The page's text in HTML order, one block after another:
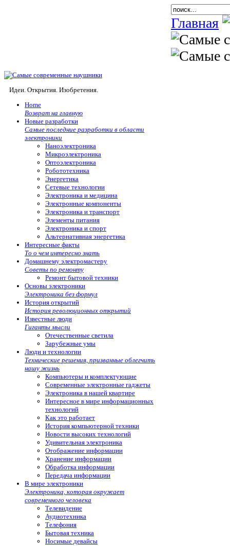
Главная
Идеи. Открытия. Изобретения.
Home
Возврат на главную
Новые разработки
Самые последние разработки в области
электроники
Наноэлектроника
Микроэлектроника
Оптоэлектроника
Робототехника
Энергетика
Сетевые технологии
Электроника и медицина
Электронные компоненты
Электроника и транспорт
Элементы питания
Электроника и спорт
Альтернативная энергетика
Интересные факты
То о чем интересно знать
Домашнему электромастеру
Советы по ремонту
Ремонт бытовой техники
Основы электроники
Электроника без формул
История открытий
История революционных открытий
Известные люди
Гиганты мысли
Отечественные светила
Зарубежные умы
Люди и технологии
Технические решения, призванные облегчить
нашу жизнь
Компьютеры и комплектующие
Современные электронные гаджеты
Электроника в нашей квартире
Интересное в мире информационных
технологий
Как это работает
История компьютерной техники
Новости высоких технологий
Удивительная электроника
Отображение информации
Хранение информации
Обработка информации
Передача информации
В мире электроники
Электроника, которая окружает
современного человека
Телевидение
Аудиотехника
Телефония
Бытовая техника
Носимые девайсы